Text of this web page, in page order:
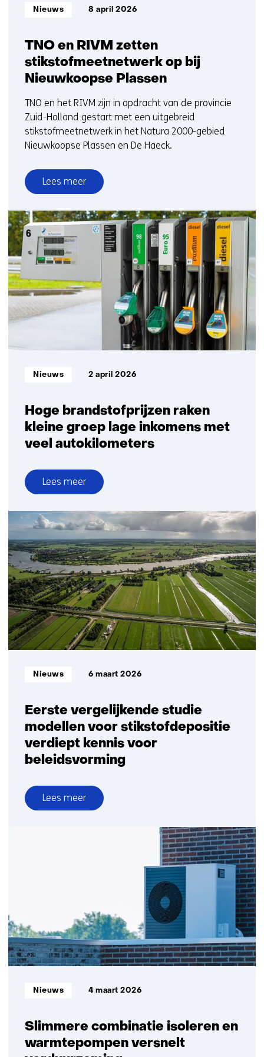
TNO en RIVM zetten
stikstofmeetnetwerk op bij
Nieuwkoopse Plassen
Informatietype:
Nieuws 8 april 2026
TNO en het RIVM zijn in opdracht van de provincie
Zuid-Holland gestart met een uitgebreid
stikstofmeetnetwerk in het Natura 2000-gebied
Nieuwkoopse Plassen en De Haeck.
Lees meer
over
TNO
en
RIVM
zetten
stikstofmeetnetwerk
op
bij
Nieuwkoopse
Hoge brandstofprijzen raken
kleine groep lage inkomens met
veel autokilometers
Informatietype:
Nieuws 2 april 2026
Lees meer
over
Hoge
brandstofprijzen
raken
kleine
groep
lage
inkomens
met
veel
autokilometers
Eerste vergelijkende studie
modellen voor stikstofdepositie
verdiept kennis voor
beleidsvorming
Informatietype:
Nieuws 6 maart 2026
Lees meer
over
voor
beleidsvorming
Slimmere combinatie isoleren en
warmtepompen versnelt
Informatietype:
Nieuws 4 maart 2026